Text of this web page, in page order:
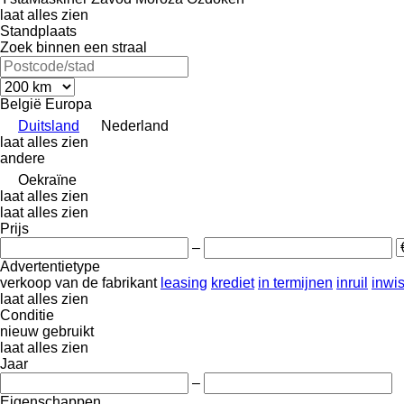
laat alles zien
Standplaats
Zoek binnen een straal
België Europa
Duitsland
Nederland
laat alles zien
andere
Oekraïne
laat alles zien
laat alles zien
Prijs
–
Advertentietype
verkoop van de fabrikant leasing krediet in termijnen inruil
laat alles zien
Conditie
nieuw gebruikt
laat alles zien
Jaar
–